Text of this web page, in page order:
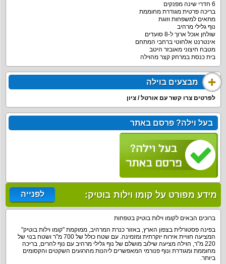
6 חדרי שינה מפנקים
בריכה פרטית מגודרת מחוממת
מתאים למשפחות וזוגת
נוף גלילי מרהיב
שולחן אוכל ארוך ל-8 סועדים
אינטרנט אלחוטי ברחבי המתחם
מטבח חיצוני מאובזר היטב
בית כנסת במרחק קצר מהוילה
מבצעים בוילה
לפרטים צרו קשר עם אורטל / ציון
בעל וילה? פרסם באתר
מידע מפורט על קומו וילות בוטיק: לפנייה
ברוכים הבאים לקומו וילות בוטיק בטפחות
בפינה פסטורלית בצפון הארץ, באזור כנרת המרהיב, ממוקמת "קומו וילות בוטיק"
המציעה חוויית אירוח יוקרתית ומזמינה. עם שטח כולל של 700 מ"ר ושטח בנוי של
220 מ"ר, הוילה מציעה שילוב מושלם של נוף גלילי מרהיב עם נוף להרים, בריכה
מחוממת ומגודרת ונוף פנורמי המאפשרים ליהנות מהרגעים השקטים והקסומים
ביותר.